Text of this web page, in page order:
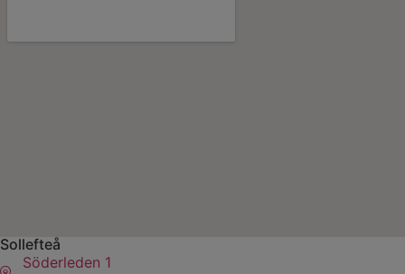
Sollefteå
Söderleden 1